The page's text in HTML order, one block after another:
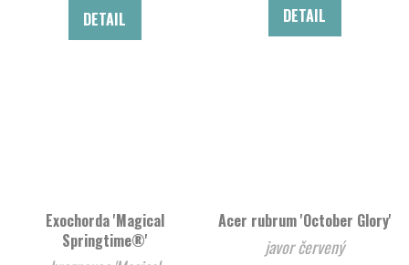
DETAIL DETAIL
Exochorda 'Magical
Springtime®'
Acer rubrum 'October Glory'
javor červený